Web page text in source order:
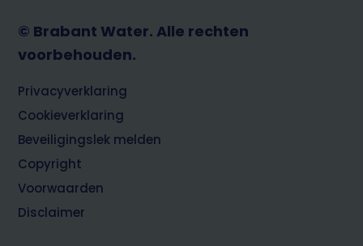
© Brabant Water. Alle rechten
voorbehouden.
Footer
Privacyverklaring
Cookieverklaring
Beveiligingslek melden
Copyright
Voorwaarden
Disclaimer